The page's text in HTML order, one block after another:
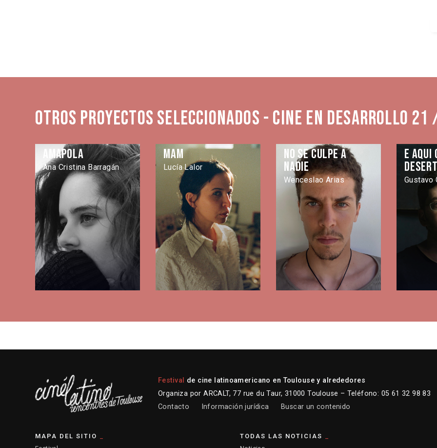
Otros proyectos seleccionados - Cine en Desarrollo 21
Amapola
Ana Cristina Barragán
MAM
Lucía Lalor
No se culpe a
nadie
Wenceslao Arias
E aqui
Gustavo
Festival
de cine latinoamericano en Toulouse y alrededores
Organiza por ARCALT, 77 rue du Taur, 31000 Toulouse – Teléfono: 05 61 32 98 83
Contacto
Información jurídica Buscar un contenido
MAPA DEL SITIO
TODAS LAS NOTICIAS